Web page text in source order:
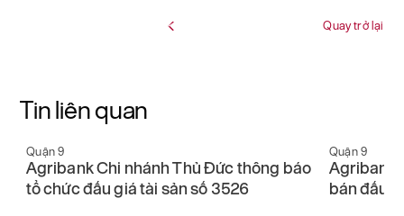
Quay trở lại
Tin liên quan
Quận 9
Agribank Chi nhánh Thủ Đức thông báo
tổ chức đấu giá tài sản số 3526
Quận 9
Agribank
bán đấu